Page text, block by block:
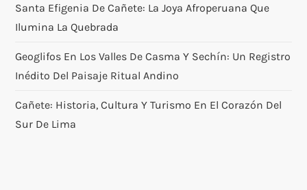
Santa Efigenia De Cañete: La Joya Afroperuana Que
Ilumina La Quebrada
Geoglifos En Los Valles De Casma Y Sechín: Un Registro
Inédito Del Paisaje Ritual Andino
Cañete: Historia, Cultura Y Turismo En El Corazón Del
Sur De Lima